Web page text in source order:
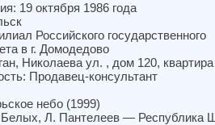
19 октября 1986 года
Российского государственного
в г. Домодедово
Николаева ул. , дом 120, квартира
Продавец-консультант
небо (1999)
Белых, Л. Пантелеев — Республика